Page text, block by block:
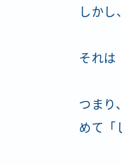
しかし
それは
つまり
めて「